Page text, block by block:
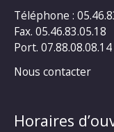
Téléphone :
Fax. 05.46.83.05.18
Port.
Nous contacter
Horaires